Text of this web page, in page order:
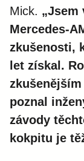
Mick. „Jsem
Mercedes-
zkušenosti,
let získal.
poznal
závody
kokpitu je